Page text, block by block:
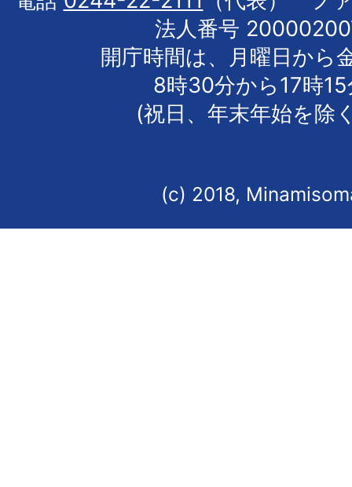
法人番号
開庁時間は、月曜日から
8時30分から17時
(祝日、年末年始を除
(c) 2018,